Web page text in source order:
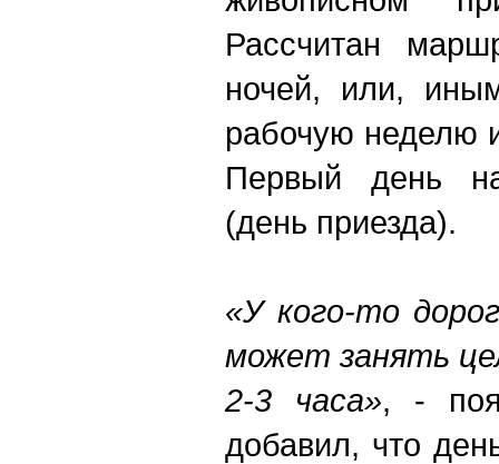
Рассчитан
ночей, или,
рабочую неделю
Первый день
(день приезда).
«У кого-то
может занять
2-3 часа», -
добавил, что